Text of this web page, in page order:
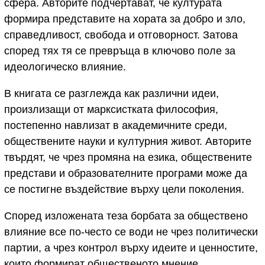
сфера. Авторите подчертават, че културата
формира представите на хората за добро и зло,
справедливост, свобода и отговорност. Затова
според тях тя се превръща в ключово поле за
идеологическо влияние.
В книгата се разглежда как различни идеи,
произлизащи от марксистката философия,
постепенно навлизат в академичните среди,
обществените науки и културния живот. Авторите
твърдят, че чрез промяна на езика, обществените
представи и образователните програми може да
се постигне въздействие върху цели поколения.
Според изложената теза борбата за обществено
влияние все по-често се води не чрез политически
партии, а чрез контрол върху идеите и ценностите,